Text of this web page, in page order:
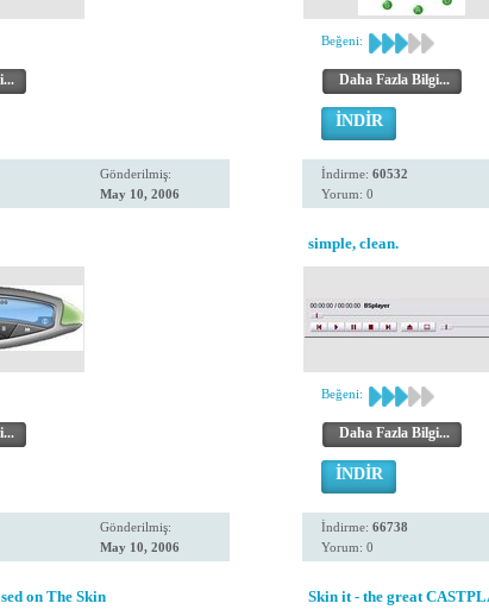
Gönderilmiş:
May 10, 2006
Beğeni:
Daha Fazla Bilgi...
İNDİR
İndirme: 60532
Yorum: 0
Gönderilmiş:
May 10, 2006
simple, clean.
Beğeni:
Daha Fazla Bilgi...
İNDİR
İndirme: 66738
Yorum: 0
on The Skin Skin it - the great